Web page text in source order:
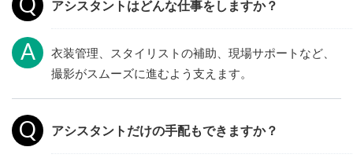
アシスタントはどんな仕事をしますか？
衣装管理、スタイリストの補助、現場サポートなど、
撮影がスムーズに進むよう支えます。
アシスタントだけの手配もできますか？